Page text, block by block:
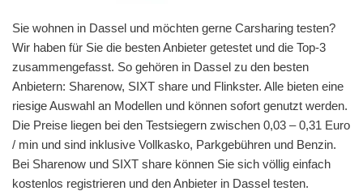
Sie wohnen in Dassel und möchten gerne Carsharing testen?
Wir haben für Sie die besten Anbieter getestet und die Top-3
zusammengefasst. So gehören in Dassel zu den besten
Anbietern: Sharenow, SIXT share und Flinkster. Alle bieten eine
riesige Auswahl an Modellen und können sofort genutzt werden.
Die Preise liegen bei den Testsiegern zwischen 0,03 – 0,31 Euro
/ min und sind inklusive Vollkasko, Parkgebühren und Benzin.
Bei Sharenow und SIXT share können Sie sich völlig einfach
kostenlos registrieren und den Anbieter in Dassel testen.